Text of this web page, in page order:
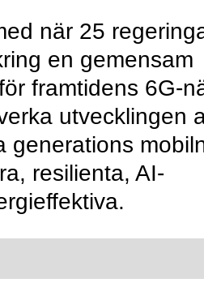
när 25
en gemensam
framtidens 6G-
utvecklingen
generations
resilienta, AI-